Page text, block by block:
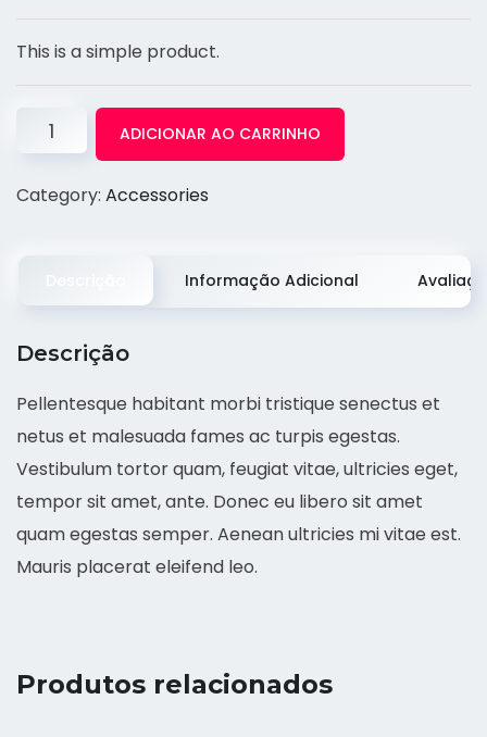
This is a simple product.
ADICIONAR AO CARRINHO
Category: Accessories
Informação Adicional
Descrição
Pellentesque habitant morbi tristique senectus et
netus et malesuada fames ac turpis egestas.
Vestibulum tortor quam, feugiat vitae, ultricies eget,
tempor sit amet, ante. Donec eu libero sit amet
quam egestas semper. Aenean ultricies mi vitae est.
Mauris placerat eleifend leo.
Produtos relacionados